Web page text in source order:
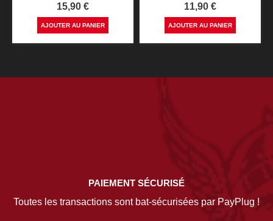
Prix
15,90 €
AJOUTER AU PANIER
Prix
11,90 €
AJOUTER AU PANIER
PAIEMENT SÉCURISÉ
Toutes les transactions sont bat-sécurisées par PayPlug !